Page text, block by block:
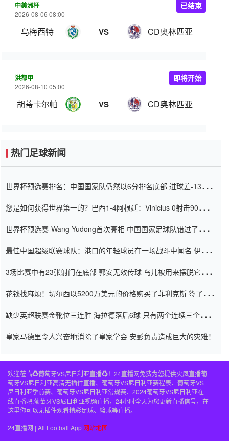
中美洲杯
2026-08-06 08:00
乌梅西特 VS CD奥林匹亚
已结束
洪都甲
2026-08-10 05:00
胡蒂卡尔帕 VS CD奥林匹亚
即将开始
热门足球新闻
世界杯预选赛排名：中国国家队仍然以6分排名底部 进球差-13令人
您是如何获得世界第一的？巴西1-4阿根廷：Vinicius 0射击90分钟
世界杯预选赛-Wang Yudong首次亮相 中国国家足球队错过了世界
最佳中国超级联赛球队：港口的年轻球员在一场战斗中闻名 伊万放
3场比赛中有23张射门在底部 郭安无效传球 鸟儿被用来摆脱它
花钱找麻烦！切尔西以5200万美元的价格购买了菲利克斯 签了7年
缺少英超联赛金靴位三连胜 海拉德落后6球 只有两个连续三个连续
皇家马德里令人兴奋地消除了皇家学会 安彭负责造成巨大的灾难！
欢迎莅临♻️葡萄牙VS尼日利亚直播♻️！24直播网免费为您提供火凤直播葡
萄牙VS尼日利亚高清无插件直播、葡萄牙VS尼日利亚赛程表、葡萄牙VS
尼日利亚季前赛、葡萄牙VS尼日利亚常规赛、2024葡萄牙VS尼日利亚在
线直播吧,葡萄牙VS尼日利亚视频直播，24小时全天为您更新直播信号，在
这里你可以无插件观看精彩足球、篮球等直播。
24直播网 | All Football App 网站地图